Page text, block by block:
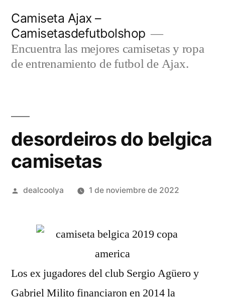
contenido
Camiseta Ajax –
Camisetasdefutbolshop
Encuentra las mejores camisetas y ropa
de entrenamiento de futbol de Ajax.
desordeiros do belgica
camisetas
Publicado
dealcoolya 1 de noviembre de 2022
Los ex jugadores del club Sergio Agüero y
Gabriel Milito financiaron en 2014 la